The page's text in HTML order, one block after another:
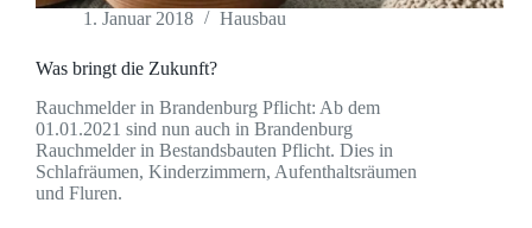
1. Januar 2018 Hausbau
Was bringt die Zukunft?
Rauchmelder in Brandenburg Pflicht: Ab dem
01.01.2021 sind nun auch in Brandenburg
Rauchmelder in Bestandsbauten Pflicht. Dies in
Schlafräumen, Kinderzimmern, Aufenthaltsräumen
und Fluren.